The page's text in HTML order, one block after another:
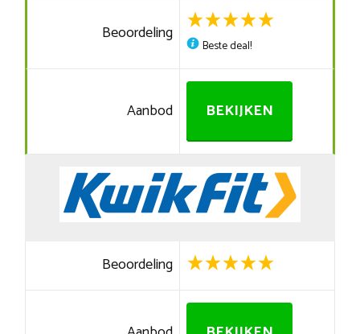
Beoordeling
Beste deal!
Aanbod BEKIJKEN
Beoordeling